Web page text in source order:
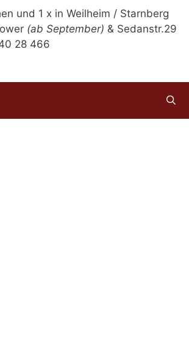
und 1 x in Weilheim / Starnberg
(ab September) & Sedanstr.29
28 466